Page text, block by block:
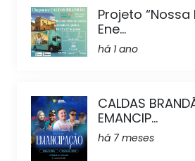
Projeto “Nossa
Ene...
há 1 ano
CALDAS
EMANCIP...
há 7 meses